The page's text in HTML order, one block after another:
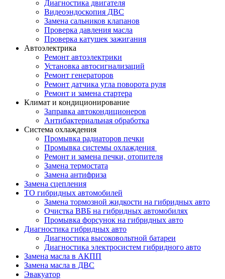
Диагностика двигателя
Видеоэндоскопия ДВС
Замена сальников клапанов
Проверка давления масла
Проверка катушек зажигания
Автоэлектрика
Ремонт автоэлектрики
Установка автосигнализаций
Ремонт генераторов
Ремонт датчика угла поворота руля
Ремонт и замена стартера
Климат и кондиционирование
Заправка автокондиционеров
Антибактериальная обработка
Система охлаждения
Промывка радиаторов печки
Промывка системы охлаждения
Ремонт и замена печки, отопителя
Замена термостата
Замена антифриза
Замена сцепления
ТО гибридных автомобилей
Замена тормозной жидкости на гибридных авто
Очистка ВВБ на гибридных автомобилях
Промывка форсунок на гибридных авто
Диагностика гибридных авто
Диагностика высоковольтной батареи
Диагностика электросистем гибридного авто
Замена масла в АКПП
Замена масла в ДВС
Эвакуатор